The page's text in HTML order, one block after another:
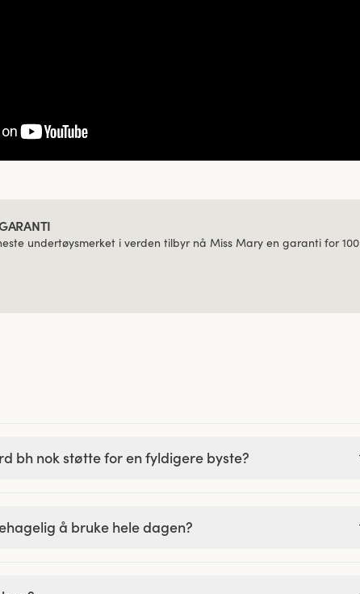
undertøysmerket i verden tilbyr nå Miss Mary en garanti for 100
bh nok støtte for en fyldigere byste?
å bruke hele dagen?